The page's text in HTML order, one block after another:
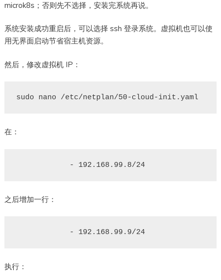
microk8s；否则先不选择，安装完系统再说。
系统安装成功重启后，可以选择 ssh 登录系统。虚拟机也可以使
用无界面启动节省宿主机资源。
然后，修改虚拟机 IP：
sudo nano /etc/netplan/50-cloud-init.yaml
在：
            - 192.168.99.8/24
之后增加一行：
            - 192.168.99.9/24
执行：